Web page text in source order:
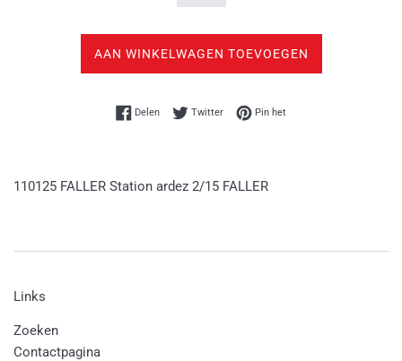
AAN WINKELWAGEN TOEVOEGEN
DelenDelen op Facebook
TwitterTwitteren op Twitter
Pin hetPinnen op Pinterest
110125 FALLER Station ardez 2/15 FALLER
Links
Zoeken
Contactpagina